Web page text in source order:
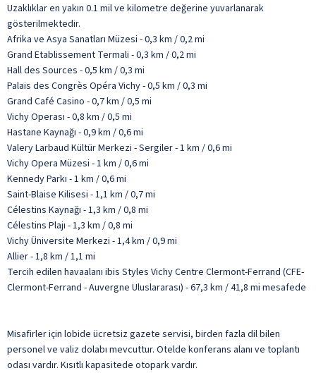
Uzaklıklar en yakın 0.1 mil ve kilometre değerine yuvarlanarak
gösterilmektedir.
Afrika ve Asya Sanatları Müzesi - 0,3 km / 0,2 mi
Grand Etablissement Termali - 0,3 km / 0,2 mi
Hall des Sources - 0,5 km / 0,3 mi
Palais des Congrès Opéra Vichy - 0,5 km / 0,3 mi
Grand Café Casino - 0,7 km / 0,5 mi
Vichy Operası - 0,8 km / 0,5 mi
Hastane Kaynağı - 0,9 km / 0,6 mi
Valery Larbaud Kültür Merkezi - Sergiler - 1 km / 0,6 mi
Vichy Opera Müzesi - 1 km / 0,6 mi
Kennedy Parkı - 1 km / 0,6 mi
Saint-Blaise Kilisesi - 1,1 km / 0,7 mi
Célestins Kaynağı - 1,3 km / 0,8 mi
Célestins Plajı - 1,3 km / 0,8 mi
Vichy Üniversite Merkezi - 1,4 km / 0,9 mi
Allier - 1,8 km / 1,1 mi
Tercih edilen havaalanı ibis Styles Vichy Centre Clermont-Ferrand (CFE-
Clermont-Ferrand - Auvergne Uluslararası) - 67,3 km / 41,8 mi mesafede
Misafirler için lobide ücretsiz gazete servisi, birden fazla dil bilen
personel ve valiz dolabı mevcuttur. Otelde konferans alanı ve toplantı
odası vardır. Kısıtlı kapasitede otopark vardır.